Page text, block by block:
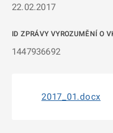
22.02.2017
ID ZPRÁVY VYROZUMĚNÍ O
1447936692
2017_01.docx